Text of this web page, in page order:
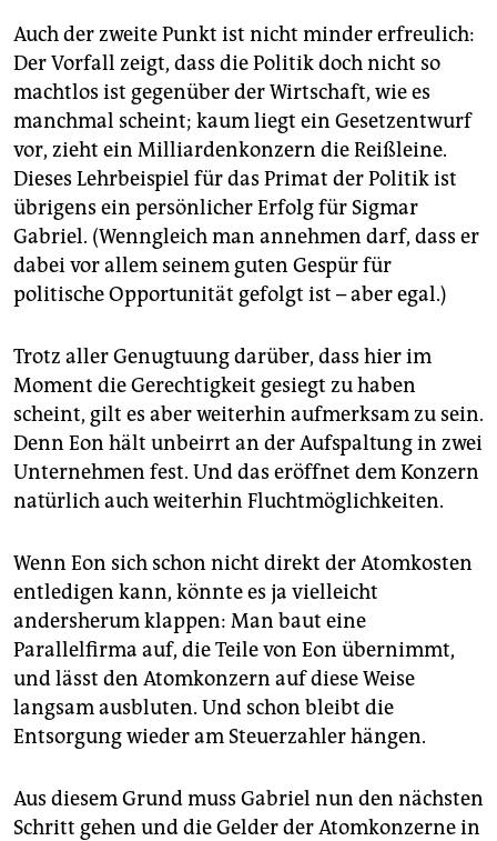
Auch der zweite Punkt ist nicht minder erfreulich:
Der Vorfall zeigt, dass die Politik doch nicht so
machtlos ist gegenüber der Wirtschaft, wie es
manchmal scheint; kaum liegt ein Gesetzentwurf
vor, zieht ein Milliardenkonzern die Reißleine.
Dieses Lehrbeispiel für das Primat der Politik ist
übrigens ein persönlicher Erfolg für Sigmar
Gabriel. (Wenngleich man annehmen darf, dass er
dabei vor allem seinem guten Gespür für
politische Opportunität gefolgt ist – aber egal.)
Trotz aller Genugtuung darüber, dass hier im
Moment die Gerechtigkeit gesiegt zu haben
scheint, gilt es aber weiterhin aufmerksam zu sein.
Denn Eon hält unbeirrt an der Aufspaltung in zwei
Unternehmen fest. Und das eröffnet dem Konzern
natürlich auch weiterhin Fluchtmöglichkeiten.
Wenn Eon sich schon nicht direkt der Atomkosten
entledigen kann, könnte es ja vielleicht
andersherum klappen: Man baut eine
Parallelfirma auf, die Teile von Eon übernimmt,
und lässt den Atomkonzern auf diese Weise
langsam ausbluten. Und schon bleibt die
Entsorgung wieder am Steuerzahler hängen.
Aus diesem Grund muss Gabriel nun den nächsten
Schritt gehen und die Gelder der Atomkonzerne in